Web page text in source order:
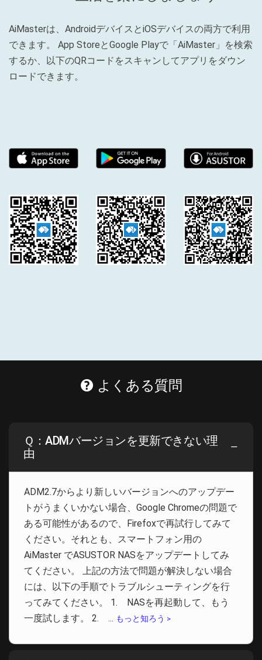
AiMasterは、AndroidデバイスとiOSデバイスの両方で利用
できます。 App StoreとGoogle Playで「AiMaster」を検索
するか、以下のQRコードをスキャンしてアプリをダウン
ロードできます。
よくある質問
Ｑ：ADMバージョンを更新できない理
由
ADM2.7からより新しいバージョンへのアップデー
トがうまくいかない場合、Google Chromeの問題で
ある可能性があるので、Firefoxで再試行してみて
ください。それとも、スマートフォン用の
AiMaster でASUSTOR NASをアップデートしてみ
てください。 上記の方法で問題が解決しない場合
には、以下の手順でトラブルシューティングを行
ってみてください。 1. NASを再起動して、もう
一度試します。 2. ... もっと知ろう >